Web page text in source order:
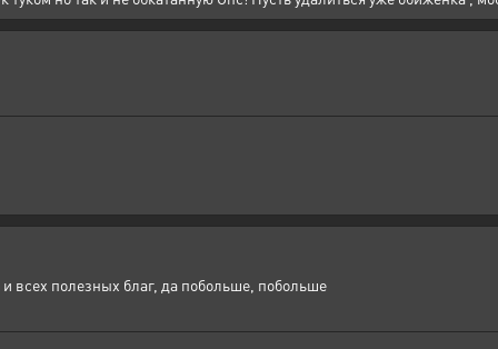
полезных благ, да побольше, побольше